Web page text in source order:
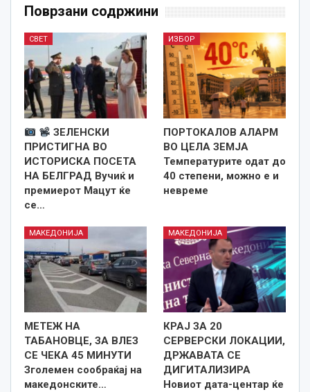
Поврзани содржини
СВЕТ
ЗЕЛЕНСКИ
ПРИСТИГНА ВО
ИСТОРИСКА ПОСЕТА
НА БЕЛГРАД Вучиќ и
премиерот Мацут ќе
се…
ИЗБОР
ПОРТОКАЛОВ АЛАРМ
ВО ЦЕЛА ЗЕМЈА
Температурите одат до
40 степени, можно е и
невреме
МАКЕДОНИЈА
МЕТЕЖ НА
ТАБАНОВЦЕ, ЗА ВЛЕЗ
СЕ ЧЕКА 45 МИНУТИ
Зголемен сообраќај на
македонските…
МАКЕДОНИЈА
КРАЈ ЗА 20
СЕРВЕРСКИ ЛОКАЦИИ,
ДРЖАВАТА СЕ
ДИГИТАЛИЗИРА
Новиот дата-центар ќе